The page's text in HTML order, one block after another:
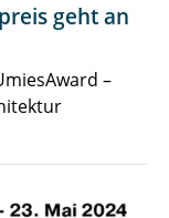
geht an
–